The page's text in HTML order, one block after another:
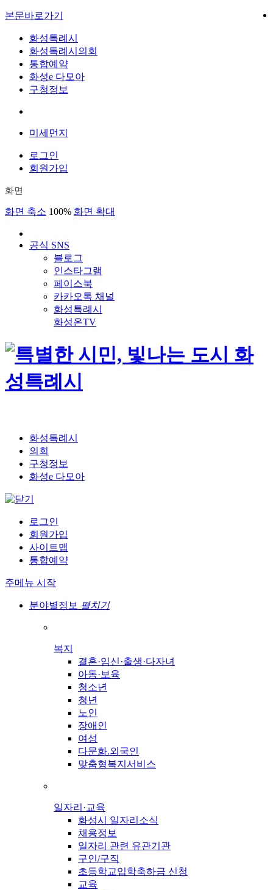
본문바로가기
화성특례시
화성특례시의회
통합예약
화성e 다모아
구청정보
미세먼지
로그인
회원가입
화면
화면 축소 100% 화면 확대
공식 SNS
블로그
인스타그램
페이스북
카카오톡 채널
화성특례시
화성온TV
화성특례시
의회
구청정보
화성e 다모아
로그인
회원가입
사이트맵
통합예약
주메뉴 시작
분야별정보 펼치기
복지
결혼·임신·출생·다자녀
아동·보육
청소년
청년
노인
장애인
여성
다문화.외국인
맞춤형복지서비스
일자리·교육
화성시 일자리소식
채용정보
일자리 관련 유관기관
구인/구직
초등학교입학축하금 신청
교육